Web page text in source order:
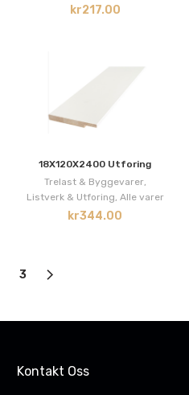
kr217.00
18X120X2400 Utforing
Trelast & Byggevarer,
Listverk & Utforing, Alle varer
kr344.00
3
Kontakt Oss